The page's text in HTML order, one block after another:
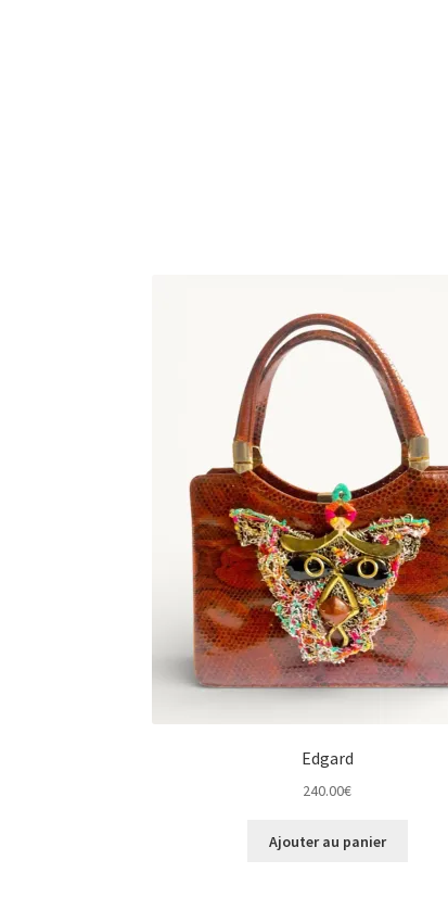
Edgard
240.00€
Ajouter au panier